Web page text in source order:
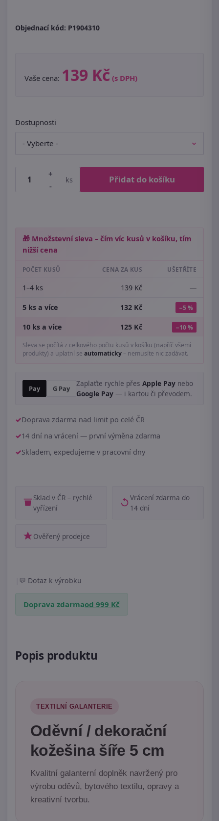
Objednací kód: P1904310
Vaše cena: 139 Kč (s DPH)
Dostupnosti
+
-
ks Přidat do košíku
🎁 Množstevní sleva – čím víc kusů v košíku, tím
nižší cena
POČET KUSŮ CENA ZA KUS UŠETŘÍTE
1–4 ks 139 Kč —
5 ks a více 132 Kč −5 %
10 ks a více 125 Kč −10 %
Sleva se počítá z celkového počtu kusů v košíku (napříč všemi
produkty) a uplatní se automaticky– nemusíte nic zadávat.
Pay G Pay
Zaplaťte rychle přes Apple Pay nebo
Google Pay — i kartou či převodem.
Doprava zdarma nad limit po celé ČR
14 dní na vrácení — první výměna zdarma
Skladem, expedujeme v pracovní dny
Sklad v ČR – rychlé
vyřízení
Vrácení zdarma do
14 dní
Ověřený prodejce
Dotaz k výrobku
Doprava zdarmaod 999 Kč
Popis produktu
TEXTILNÍ GALANTERIE
Oděvní / dekorační
kožešina šíře 5 cm
Kvalitní galanterní doplněk navržený pro
výrobu oděvů, bytového textilu, opravy a
kreativní tvorbu.